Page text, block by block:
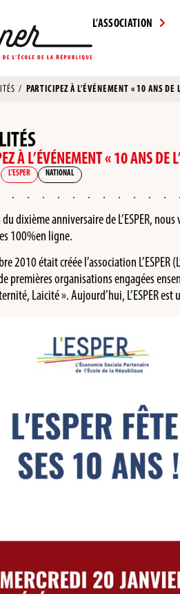
L’ASSOCIATION
/ PARTICIPEZ À L’ÉVÉNEMENT « 10 ANS DE
À L’ÉVÉNEMENT « 10 ANS DE
L'ESPER NATIONAL
du dixième anniversaire de L’ESPER,
100%en ligne.
2010 était créée l’association
premières organisations engagées
Laicité ». Aujourd’hui, L’ESPER